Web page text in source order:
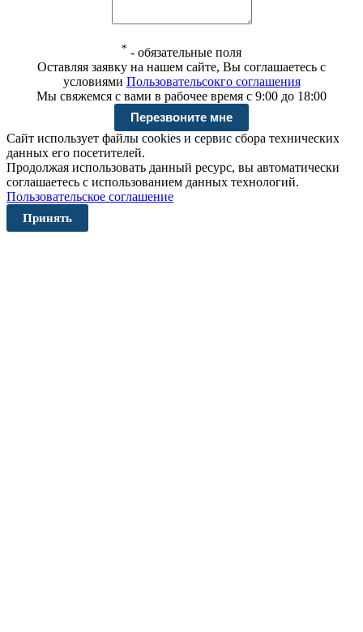
* - обязательные поля
Оставляя заявку на нашем сайте, Вы соглашаетесь с
условиями Пользовательсокго соглашения
Мы свяжемся с вами в рабочее время с 9:00 до 18:00
Сайт использует файлы cookies и сервис сбора технических
данных его посетителей.
Продолжая использовать данный ресурс, вы автоматически
соглашаетесь с использованием данных технологий.
Пользовательское соглашение
Принять